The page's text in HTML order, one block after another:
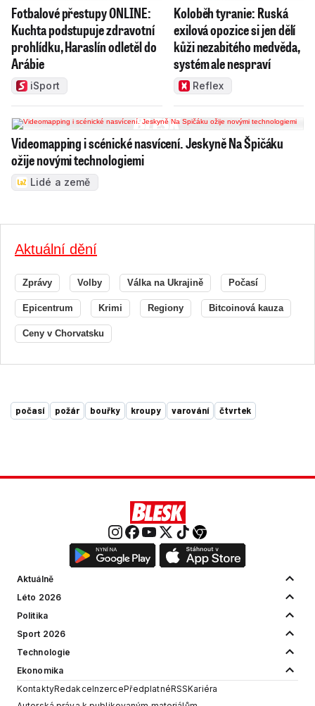
Fotbalové přestupy ONLINE:
Kuchta podstupuje zdravotní
prohlídku, Haraslín odletěl do
Arábie
iSport
Koloběh tyranie: Ruská
exilová opozice si jen dělí
kůži nezabitého medvěda,
systém ale nespraví
Reflex
Videomapping i scénické nasvícení. Jeskyně Na Špičáku
ožije novými technologiemi
Lidé a země
Aktuální dění
Zprávy Volby Válka na Ukrajině Počasí
Epicentrum Krimi Regiony Bitcoinová kauza
Ceny v Chorvatsku
počasí požár bouřky kroupy varování čtvrtek
Aktuálně
Léto 2026
Politika
Sport 2026
Technologie
Ekonomika
KontaktyRedakceInzercePředplatnéRSSKariéra